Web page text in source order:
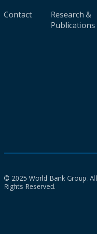
Contact
Research &
Publications
© 2025 World Bank Group. All
Rights Reserved.